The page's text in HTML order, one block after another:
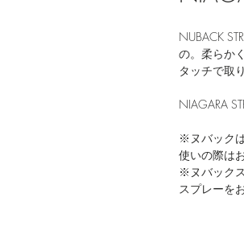
NUBACK
の。柔らか
タッチで取
NIAGARA
※ヌバック
使いの際は
※ヌバック
スプレーを